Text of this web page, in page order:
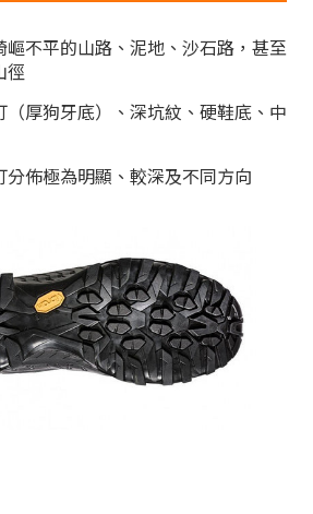
嶇不平的山路、泥地、沙石路，甚至
徑
（厚狗牙底）、深坑紋、硬鞋底、中
分佈極為明顯、較深及不同方向